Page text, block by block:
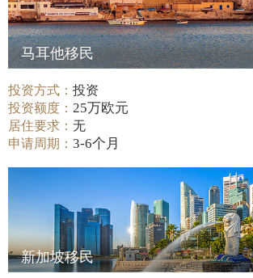
马耳他移民
投资方式：投资
投资额度： 25万欧元
居住要求：无
申请周期：3-6个月
新加坡移民